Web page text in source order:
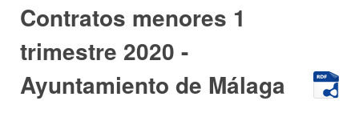
Contratos menores 1
trimestre 2020 -
Ayuntamiento de Málaga